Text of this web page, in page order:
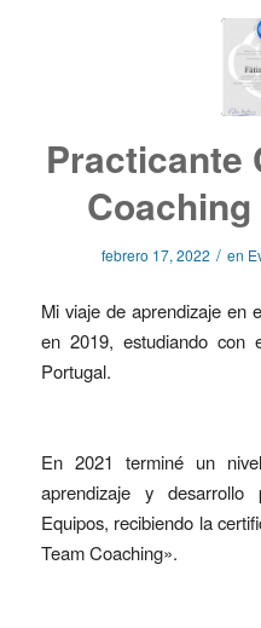
Practicante
febrero 17, 2022 / en
Mi viaje de aprendizaje en
en 2019, estudiando con
Portugal.
En 2021 terminé un
aprendizaje y
Equipos, recibiendo la
Team Coaching».